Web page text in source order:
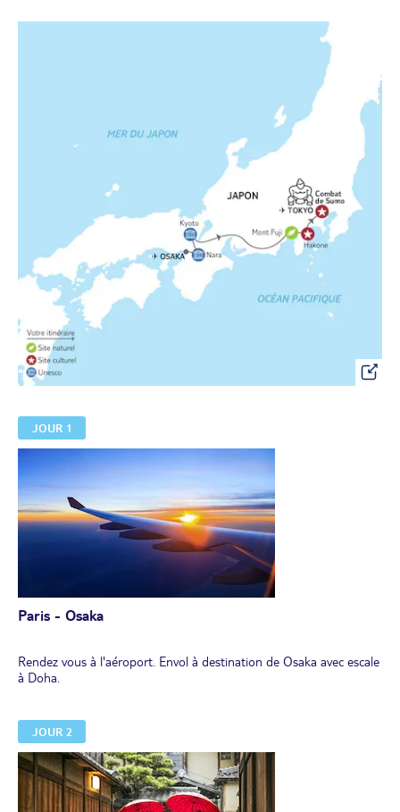
JOUR 1
Paris - Osaka
Rendez vous à l'aéroport. Envol à destination de Osaka avec escale
à Doha.
JOUR 2